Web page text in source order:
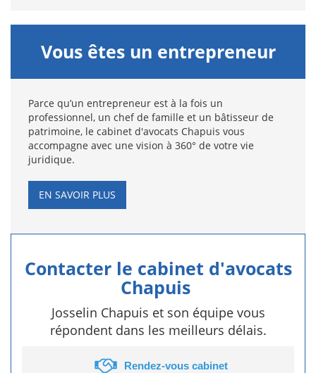
Vous êtes un entrepreneur
Parce qu’un entrepreneur est à la fois un
professionnel, un chef de famille et un bâtisseur de
patrimoine, le cabinet d'avocats Chapuis vous
accompagne avec une vision à 360° de votre vie
juridique.
EN SAVOIR PLUS
Contacter le cabinet d'avocats
Chapuis
Josselin Chapuis et son équipe vous
répondent dans les meilleurs délais.
Rendez-vous cabinet